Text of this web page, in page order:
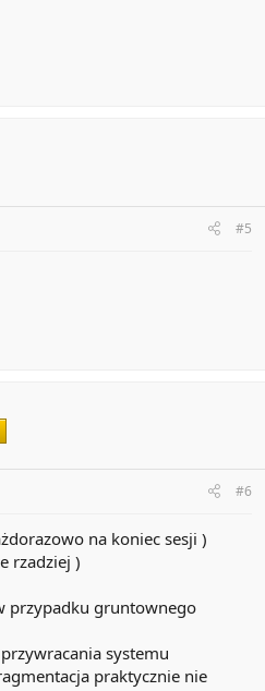
#5
#6
na koniec sesji )
rzadziej )
przypadku gruntownego
systemu
praktycznie nie